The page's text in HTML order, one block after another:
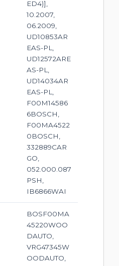
ED4)],
10.2007,
06.2009,
UD10853AR
EAS-PL,
UD12572ARE
AS-PL,
UD14034AR
EAS-PL,
F00M14586
6BOSCH,
F00MA4522
0BOSCH,
332889CAR
GO,
052.000.087
PSH,
IB6866WAI
BOSF00MA
45220WOO
DAUTO,
VRG47345W
OODAUTO,